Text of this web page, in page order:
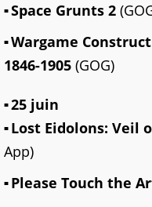
Space Grunts 2
Wargame
1846-1905 (GOG)
25 juin
Lost Eidolons: Veil
App)
Please Touch the